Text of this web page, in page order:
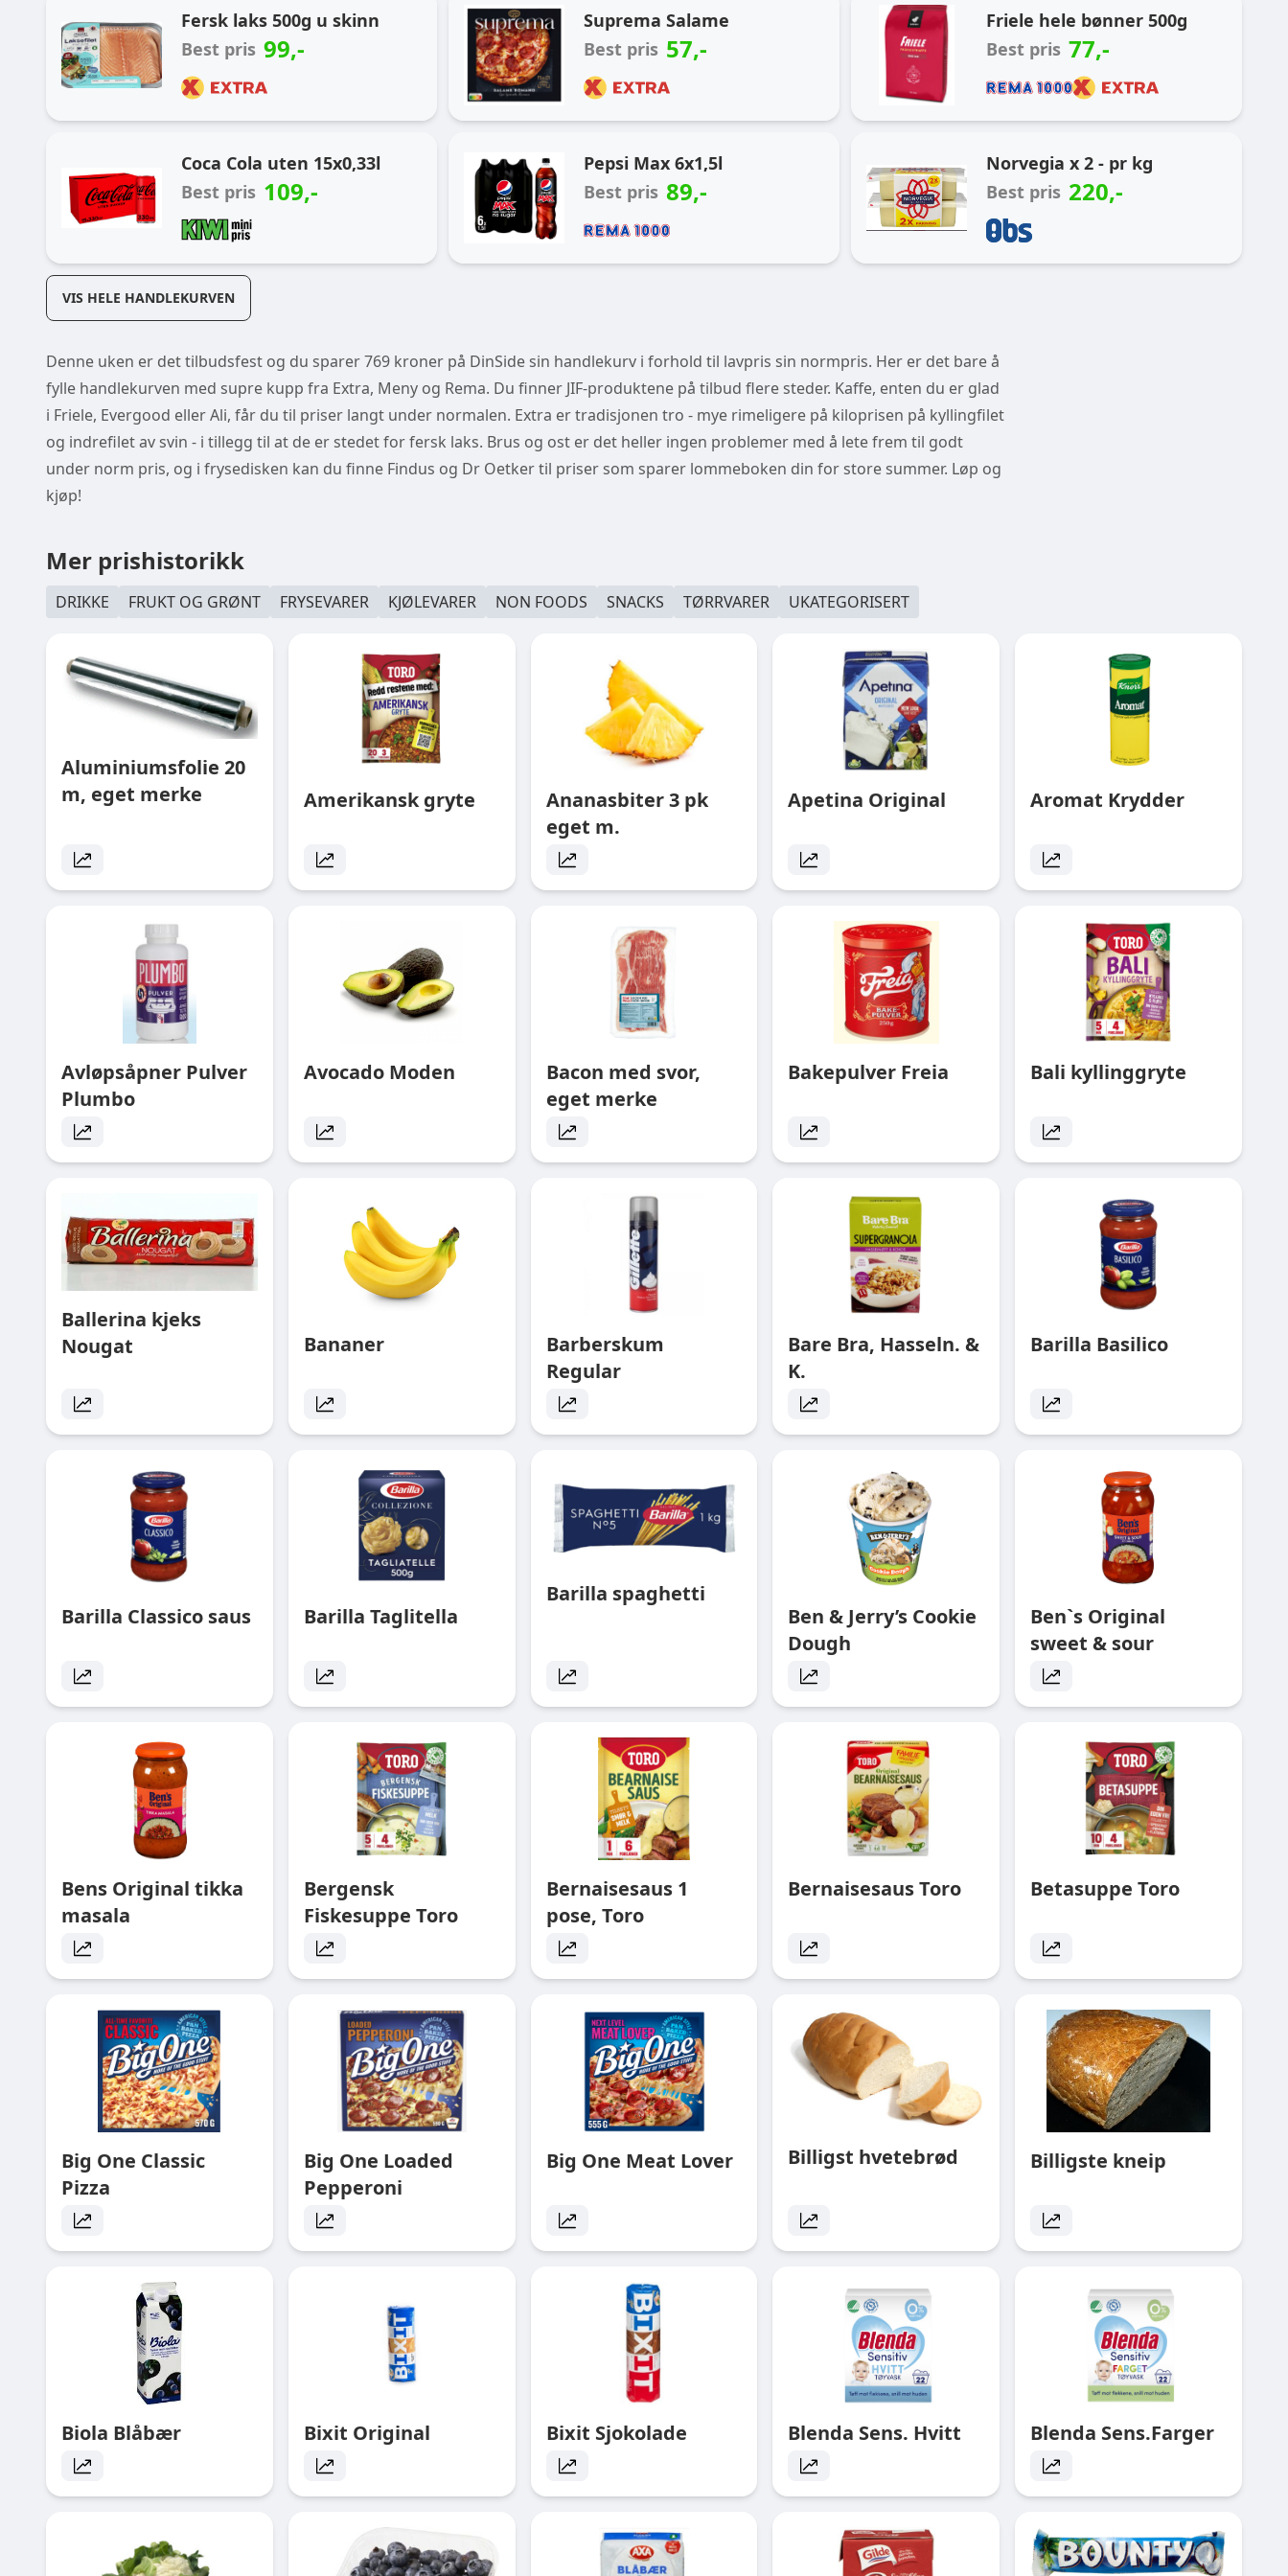
Fersk laks 500g u skinn
Best pris 99,-
Suprema Salame
Best pris 57,-
Friele hele bønner 500g
Best pris 77,-
Coca Cola uten 15x0,33l
Best pris 109,-
Pepsi Max 6x1,5l
Best pris 89,-
Norvegia x 2 - pr kg
Best pris 220,-
VIS HELE HANDLEKURVEN
Denne uken er det tilbudsfest og du sparer 769 kroner på DinSide sin handlekurv i forhold til lavpris sin normpris. Her er det bare å
fylle handlekurven med supre kupp fra Extra, Meny og Rema. Du finner JIF-produktene på tilbud flere steder. Kaffe, enten du er glad
i Friele, Evergood eller Ali, får du til priser langt under normalen. Extra er tradisjonen tro - mye rimeligere på kiloprisen på kyllingfilet
og indrefilet av svin - i tillegg til at de er stedet for fersk laks. Brus og ost er det heller ingen problemer med å lete frem til godt
under norm pris, og i frysedisken kan du finne Findus og Dr Oetker til priser som sparer lommeboken din for store summer. Løp og
kjøp!
Mer prishistorikk
DRIKKE FRUKT OG GRØNT FRYSEVARER KJØLEVARER NON FOODS SNACKS TØRRVARER UKATEGORISERT
Aluminiumsfolie 20
m, eget merke
Amerikansk gryte
Ananasbiter 3 pk
eget m.
Apetina Original Aromat Krydder
Avløpsåpner Pulver
Plumbo
Avocado Moden
Bacon med svor,
eget merke
Bakepulver Freia Bali kyllinggryte
Ballerina kjeks
Nougat
Bananer
Barberskum
Regular
Bare Bra, Hasseln. &
K.
Barilla Basilico
Barilla Classico saus Barilla Taglitella
Barilla spaghetti
Ben & Jerry’s Cookie
Dough
Ben`s Original
sweet & sour
Bens Original tikka
masala
Bergensk
Fiskesuppe Toro
Bernaisesaus 1
pose, Toro
Bernaisesaus Toro Betasuppe Toro
Big One Classic
Pizza
Big One Loaded
Pepperoni
Big One Meat Lover Billigst hvetebrød Billigste kneip
Biola Blåbær Bixit Original Bixit Sjokolade Blenda Sens. Hvitt Blenda Sens.Farger